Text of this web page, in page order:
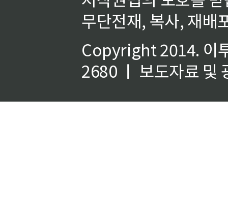
무단전재, 복사, 재배
Copyright 2014. 이
2680 ㅣ 보도자료